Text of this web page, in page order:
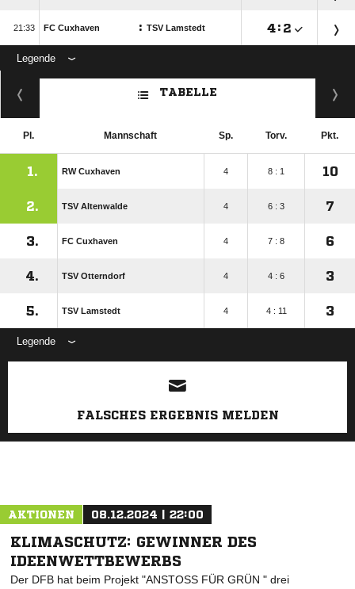
 FC Cuxhaven : TSV Lamstedt  : 
Legende
ANZEIGE
TABELLE
Pl. Mannschaft Sp. Torv. Pkt.
1. RW Cuxhaven 4 8 : 1 10
2. TSV Altenwalde 4 6 : 3 7
3. FC Cuxhaven 4 7 : 8 6
4. TSV Otterndorf 4 4 : 6 3
5. TSV Lamstedt 4 4 : 11 3
Legende
ANZEIGE
FALSCHES ERGEBNIS MELDEN
AKTIONEN 08.12.2024 | 22:00
KLIMASCHUTZ: GEWINNER DES
IDEENWETTBEWERBS
Der DFB hat beim Projekt "ANSTOSS FÜR GRÜN " drei